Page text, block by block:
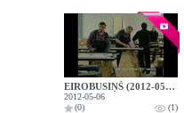
EIROBUSIŅŠ (2012-05-06)
2012-05-06
(0)
(1)